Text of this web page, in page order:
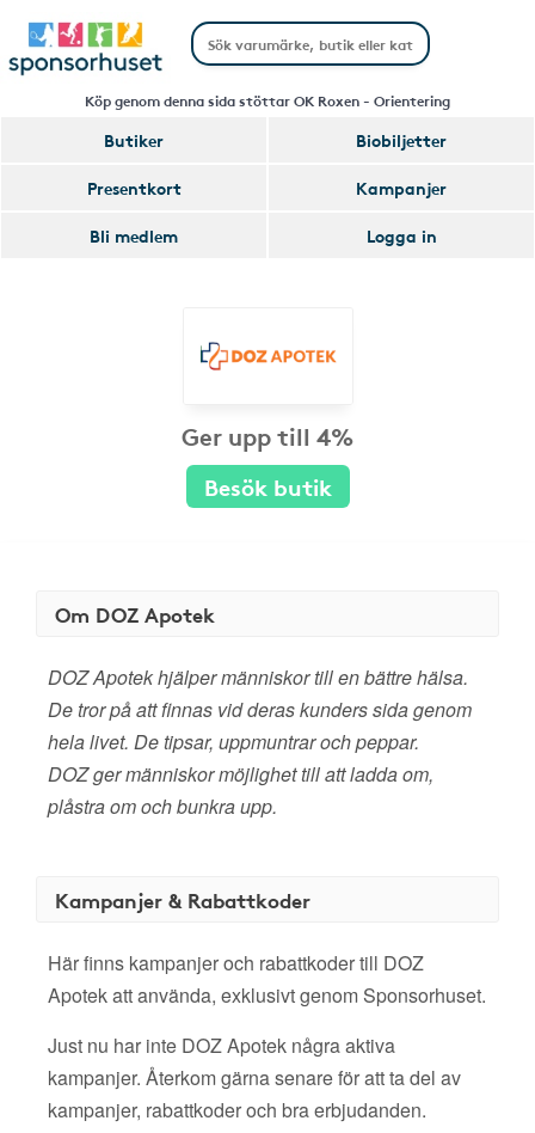
Köp genom denna sida stöttar OK Roxen - Orientering
Butiker
Biobiljetter
Presentkort
Kampanjer
Bli medlem
Logga in
Ger upp till 4%
Besök butik
Om DOZ Apotek
DOZ Apotek hjälper människor till en bättre hälsa.
De tror på att finnas vid deras kunders sida genom
hela livet. De tipsar, uppmuntrar och peppar.
DOZ ger människor möjlighet till att ladda om,
plåstra om och bunkra upp.
Kampanjer & Rabattkoder
Här finns kampanjer och rabattkoder till DOZ
Apotek att använda, exklusivt genom Sponsorhuset.
Just nu har inte DOZ Apotek några aktiva
kampanjer. Återkom gärna senare för att ta del av
kampanjer, rabattkoder och bra erbjudanden.